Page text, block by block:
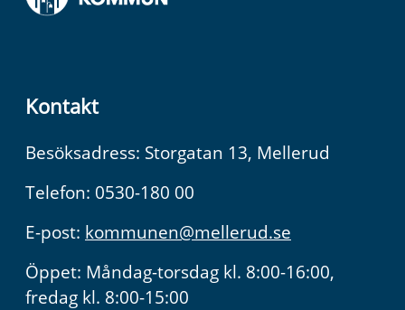
Kontakt
Besöksadress: Storgatan 13, Mellerud
Telefon: 0530-180 00
E-post: kommunen@mellerud.se
Öppet: Måndag-torsdag kl. 8:00-16:00,
fredag kl. 8:00-15:00